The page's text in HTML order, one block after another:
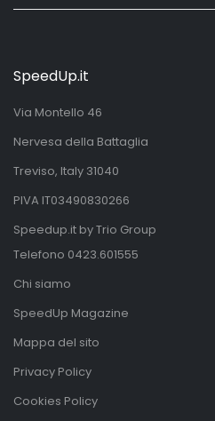
SpeedUp.it
Via Montello 46
Nervesa della Battaglia
Treviso, Italy 31040
PIVA IT03490830266
Speedup.it by Trio Group
Telefono 0423.601555
Chi siamo
SpeedUp Magazine
Mappa del sito
Privacy Policy
Cookies Policy